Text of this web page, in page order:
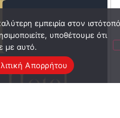
εμπειρία στον ιστότοπό
υποθέτουμε ότι
με αυτό.
Απορρήτου